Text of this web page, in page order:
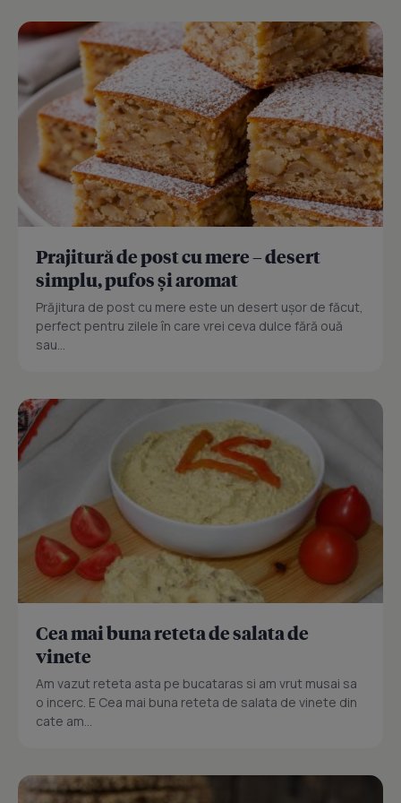
Prajitură de post cu mere – desert
simplu, pufos și aromat
Prăjitura de post cu mere este un desert ușor de făcut,
perfect pentru zilele în care vrei ceva dulce fără ouă
sau...
Cea mai buna reteta de salata de
vinete
Am vazut reteta asta pe bucataras si am vrut musai sa
o incerc. E Cea mai buna reteta de salata de vinete din
cate am...